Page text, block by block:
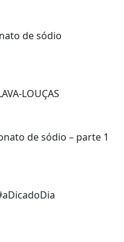
de sódio
LOUÇAS
de sódio – parte 1